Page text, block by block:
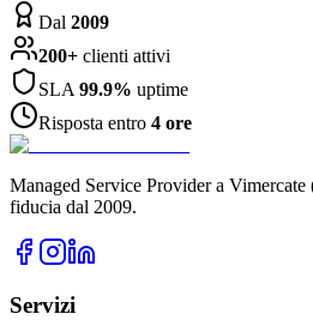
Dal 2009
200+ clienti attivi
SLA 99.9% uptime
Risposta entro 4 ore
Managed Service Provider a
fiducia dal 2009.
Servizi